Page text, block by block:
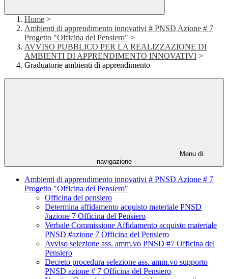
Home >
Ambienti di apprendimento innovativi # PNSD Azione # 7
Progetto "Officina del Pensiero" >
AVVISO PUBBLICO PER LA REALIZZAZIONE DI
AMBIENTI DI APPRENDIMENTO INNOVATIVI >
Graduatorie ambienti di apprendimento
Menu di
navigazione
Ambienti di apprendimento innovativi # PNSD Azione # 7
Progetto "Officina del Pensiero"
Officina del pensiero
Determina affidamento acquisto materiale PNSD
#azione 7 Officina del Pensiero
Verbale Commissione Affidamento acquisto materiale
PNSD #azione 7 Officina del Pensiero
Avviso selezione ass. amm.vo PNSD #7 Officina del
Pensiero
Decreto procedura selezione ass. amm.vo supporto
PNSD azione # 7 Officina del Pensiero